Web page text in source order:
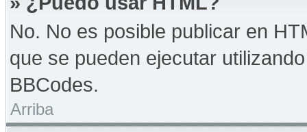
No. No es posible publicar en
que se pueden ejecutar
BBCodes.
Arriba